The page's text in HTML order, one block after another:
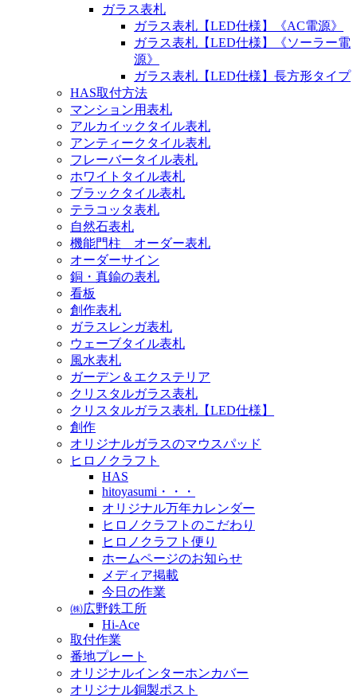
ガラス表札
ガラス表札【LED仕様】《AC電源》
ガラス表札【LED仕様】《ソーラー電
源》
ガラス表札【LED仕様】長方形タイプ
HAS取付方法
マンション用表札
アルカイックタイル表札
アンティークタイル表札
フレーバータイル表札
ホワイトタイル表札
ブラックタイル表札
テラコッタ表札
自然石表札
機能門柱 オーダー表札
オーダーサイン
銅・真鍮の表札
看板
創作表札
ガラスレンガ表札
ウェーブタイル表札
風水表札
ガーデン＆エクステリア
クリスタルガラス表札
クリスタルガラス表札【LED仕様】
創作
オリジナルガラスのマウスパッド
ヒロノクラフト
HAS
hitoyasumi・・・
オリジナル万年カレンダー
ヒロノクラフトのこだわり
ヒロノクラフト便り
ホームページのお知らせ
メディア掲載
今日の作業
㈱広野鉄工所
Hi-Ace
取付作業
番地プレート
オリジナルインターホンカバー
オリジナル銅製ポスト